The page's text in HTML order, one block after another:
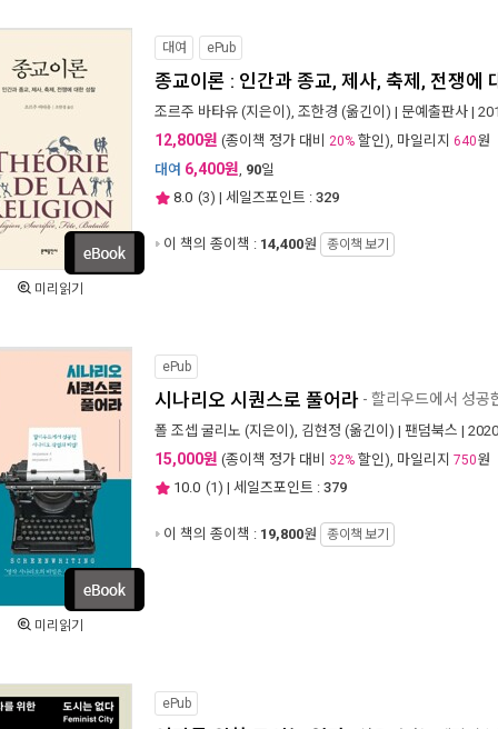
미리읽기
대여 ePub
종교이론 : 인간과 종교, 제사, 축제, 전쟁에
조르주 바타유 (지은이), 조한경 (옮긴이) | 문예출판사 |
12,800원 (종이책 정가 대비 20% 할인), 마일리지 640원
대여 6,400원, 90일
8.0 (3) | 세일즈포인트 : 329
이 책의 종이책 : 14,400원 종이책 보기
미리읽기
ePub
시나리오 시퀀스로 풀어라 - 할리우드에서 성공
폴 조셉 굴리노 (지은이), 김현정 (옮긴이) | 팬덤북스 |
15,000원 (종이책 정가 대비 32% 할인), 마일리지 750원
10.0 (1) | 세일즈포인트 : 379
이 책의 종이책 : 19,800원 종이책 보기
ePub